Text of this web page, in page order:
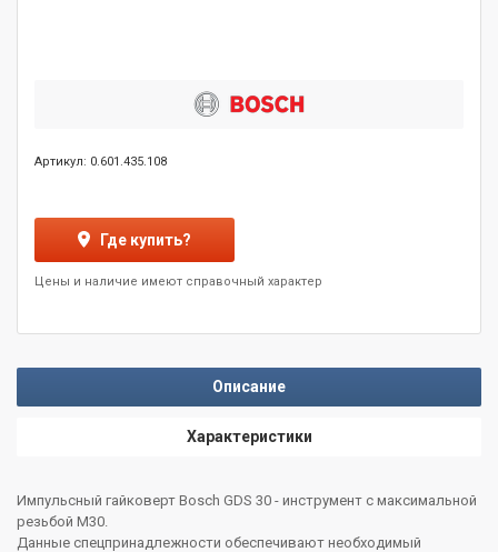
Артикул: 0.601.435.108
Где купить?
Цены и наличие имеют справочный характер
Описание
Характеристики
Импульсный гайковерт Bosch GDS 30 - инструмент с максимальной
резьбой М30.
Данные спецпринадлежности обеспечивают необходимый